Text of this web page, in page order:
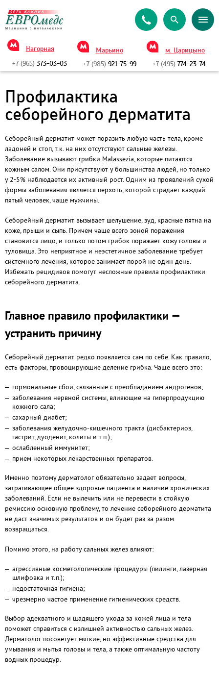
Нагорная
+7 (965) 373-03-03
Марьино
+7 (985)921-75-99
м. Царицыно
+7 (495) 774-23-74
Профилактика
себорейного дерматита
Себорейный дерматит может поразить любую часть тела, кроме
ладоней и стоп, т.к. на них отсутствуют сальные железы.
Заболевание вызывают грибки Malassezia, которые питаются
кожным салом. Они присутствуют у большинства людей, но только
у 2-5% наблюдается их активный рост. Одним из проявлений сухой
формы заболевания является перхоть, которой страдает каждый
пятый человек, чаще мужчины.
Себорейный дерматит вызывает шелушение, зуд, красные пятна на
коже, прыщи и сыпь. Причем чаще всего зоной поражения
становится лицо, и только потом грибок поражает кожу головы и
туловища. Это неприятное и неэстетичное заболевание требует
системного лечения, которое занимает порой не один день.
Избежать рецидивов помогут несложные правила профилактики
себорейного дерматита.
Главное правило профилактики —
устранить причину
Себорейный дерматит редко появляется сам по себе. Как правило,
есть факторы, провоцирующие деление грибка. Чаще всего это:
гормональные сбои, связанные с преобладанием андрогенов;
заболевания нервной системы, влияющие на гиперпродукцию
кожного сала;
сахарный диабет;
заболевания желудочно-кишечного тракта (дисбактериоз,
гастрит, дуоденит, колиты и т.п.);
ослабленный иммунитет;
прием некоторых лекарственных препаратов.
Именно поэтому дерматолог обязательно задает вопросы,
затрагивающее общее здоровье пациента и наличие хронических
заболеваний. Если не вылечить или не перевести в стойкую
ремиссию основную проблему, то лечение себорейного дерматита
не даст значимых результатов и он будет раз за разом
возвращаться.
Помимо этого, на работу сальных желез влияют:
агрессивные косметологические процедуры (пилинги, лазерная
шлифовка и т.п.);
недостаточная гигиена;
чрезмерно частое применение гигиенических средств.
Выбор адекватного и щадящего ухода за кожей лица и тела
поможет справиться с излишней активностью сальных желез.
Дерматолог посоветует мягкие, но эффективные средства для
умывания и мытья головы и тела, а также оптимальную частоту
водных процедур.